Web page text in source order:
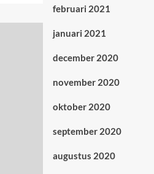
februari 2021
januari 2021
december 2020
november 2020
oktober 2020
september 2020
augustus 2020